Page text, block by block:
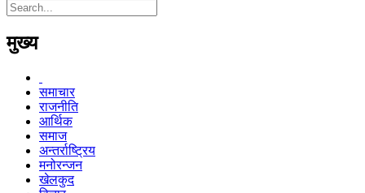
मुख्य
समाचार
राजनीति
आर्थिक
समाज
अन्तर्राष्ट्रिय
मनोरन्जन
खेलकुद